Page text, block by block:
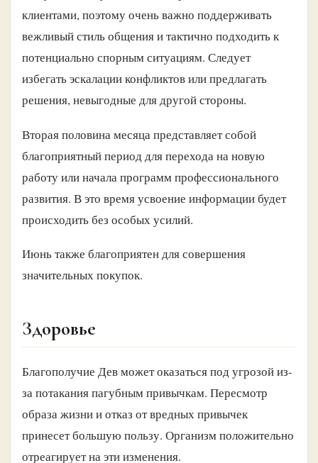
клиентами, поэтому очень важно поддерживать
вежливый стиль общения и тактично подходить к
потенциально спорным ситуациям. Следует
избегать эскалации конфликтов или предлагать
решения, невыгодные для другой стороны.
Вторая половина месяца представляет собой
благоприятный период для перехода на новую
работу или начала программ профессионального
развития. В это время усвоение информации будет
происходить без особых усилий.
Июнь также благоприятен для совершения
значительных покупок.
Здоровье
Благополучие Дев может оказаться под угрозой из-
за потакания пагубным привычкам. Пересмотр
образа жизни и отказ от вредных привычек
принесет большую пользу. Организм положительно
отреагирует на эти изменения.